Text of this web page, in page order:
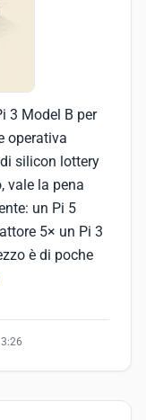
3 Model B per
operativa
silicon lottery
vale la pena
un Pi 5
5× un Pi 3
è di poche